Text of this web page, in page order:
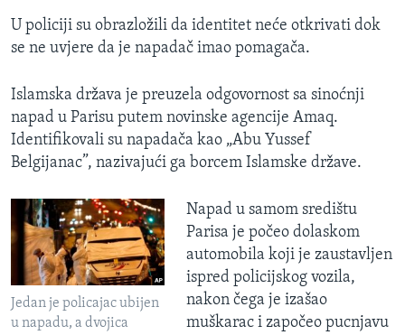
U policiji su obrazložili da identitet neće otkrivati dok
se ne uvjere da je napadač imao pomagača.
Islamska država je preuzela odgovornost sa sinoćnji
napad u Parisu putem novinske agencije Amaq.
Identifikovali su napadača kao „Abu Yussef
Belgijanac”, nazivajući ga borcem Islamske države.
Jedan je policajac ubijen
u napadu, a dvojica
Napad u samom središtu
Parisa je počeo dolaskom
automobila koji je zaustavljen
ispred policijskog vozila,
nakon čega je izašao
muškarac i započeo pucnjavu